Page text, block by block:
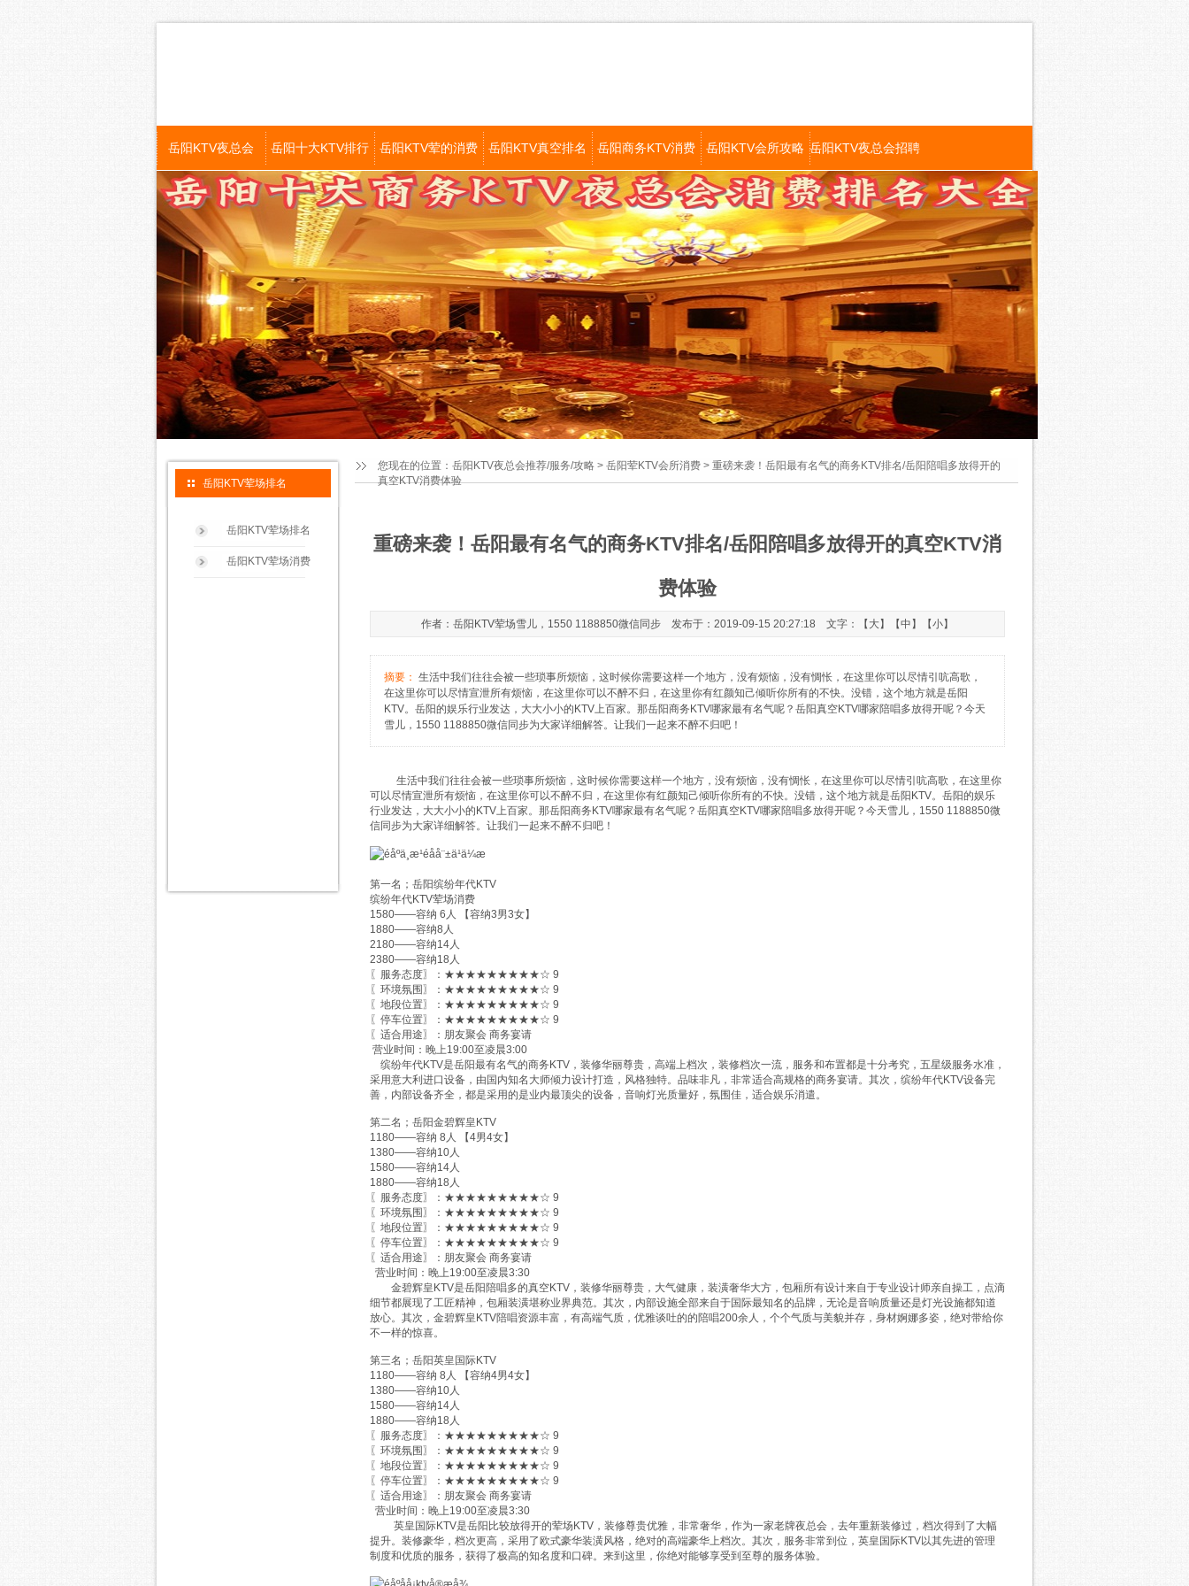
岳阳KTV夜总会 岳阳十大KTV排行 岳阳KTV荤的消费 岳阳KTV真空排名 岳阳商务KTV消费 岳阳KTV会所攻略 岳阳KTV夜总会招聘
您现在的位置： 岳阳KTV夜总会推荐/服务/攻略 > 岳阳荤KTV会所消费 > 重磅来袭！岳阳最有名气的商务KTV排名/岳阳陪唱多放得开的
真空KTV消费体验
岳阳KTV荤场排名
岳阳KTV荤场排名
岳阳KTV荤场消费
重磅来袭！岳阳最有名气的商务KTV排名/岳阳陪唱多放得开的真空KTV消
费体验
作者：岳阳KTV荤场雪儿，1550 1188850微信同步 发布于：2019-09-15 20:27:18 文字：【 大】【中 】【小】
摘要： 生活中我们往往会被一些琐事所烦恼，这时候你需要这样一个地方，没有烦恼，没有惆怅，在这里你可以尽情引吭高歌，
在这里你可以尽情宣泄所有烦恼，在这里你可以不醉不归，在这里你有红颜知己倾听你所有的不快。没错，这个地方就是岳阳
KTV。岳阳的娱乐行业发达，大大小小的KTV上百家。那岳阳商务KTV哪家最有名气呢？岳阳真空KTV哪家陪唱多放得开呢？今天
雪儿，1550 1188850微信同步为大家详细解答。让我们一起来不醉不归吧！
生活中我们往往会被一些琐事所烦恼，这时候你需要这样一个地方，没有烦恼，没有惆怅，在这里你可以尽情引吭高歌，在这里你
可以尽情宣泄所有烦恼，在这里你可以不醉不归，在这里你有红颜知己倾听你所有的不快。没错，这个地方就是岳阳KTV。岳阳的娱乐
行业发达，大大小小的KTV上百家。那岳阳商务KTV哪家最有名气呢？岳阳真空KTV哪家陪唱多放得开呢？今天雪儿，1550 1188850微
信同步为大家详细解答。让我们一起来不醉不归吧！
第一名；岳阳缤纷年代KTV
缤纷年代KTV荤场消费
1580——容纳 6人 【容纳3男3女】
1880——容纳8人
2180——容纳14人
2380——容纳18人
〖服务态度〗：★★★★★★★★★☆ 9
〖环境氛围〗：★★★★★★★★★☆ 9
〖地段位置〗：★★★★★★★★★☆ 9
〖停车位置〗：★★★★★★★★★☆ 9
〖适合用途〗：朋友聚会 商务宴请
营业时间：晚上19:00至凌晨3:00
缤纷年代KTV是岳阳最有名气的商务KTV，装修华丽尊贵，高端上档次，装修档次一流，服务和布置都是十分考究，五星级服务水准，
采用意大利进口设备，由国内知名大师倾力设计打造，风格独特。品味非凡，非常适合高规格的商务宴请。其次，缤纷年代KTV设备完
善，内部设备齐全，都是采用的是业内最顶尖的设备，音响灯光质量好，氛围佳，适合娱乐消遣。
第二名；岳阳金碧辉皇KTV
1180——容纳 8人 【4男4女】
1380——容纳10人
1580——容纳14人
1880——容纳18人
〖服务态度〗：★★★★★★★★★☆ 9
〖环境氛围〗：★★★★★★★★★☆ 9
〖地段位置〗：★★★★★★★★★☆ 9
〖停车位置〗：★★★★★★★★★☆ 9
〖适合用途〗：朋友聚会 商务宴请
营业时间：晚上19:00至凌晨3:30
金碧辉皇KTV是岳阳陪唱多的真空KTV，装修华丽尊贵，大气健康，装潢奢华大方，包厢所有设计来自于专业设计师亲自操工，点滴
细节都展现了工匠精神，包厢装潢堪称业界典范。其次，内部设施全部来自于国际最知名的品牌，无论是音响质量还是灯光设施都知道
放心。其次，金碧辉皇KTV陪唱资源丰富，有高端气质，优雅谈吐的的陪唱200余人，个个气质与美貌并存，身材婀娜多姿，绝对带给你
不一样的惊喜。
第三名；岳阳英皇国际KTV
1180——容纳 8人 【容纳4男4女】
1380——容纳10人
1580——容纳14人
1880——容纳18人
〖服务态度〗：★★★★★★★★★☆ 9
〖环境氛围〗：★★★★★★★★★☆ 9
〖地段位置〗：★★★★★★★★★☆ 9
〖停车位置〗：★★★★★★★★★☆ 9
〖适合用途〗：朋友聚会 商务宴请
营业时间：晚上19:00至凌晨3:30
英皇国际KTV是岳阳比较放得开的荤场KTV，装修尊贵优雅，非常奢华，作为一家老牌夜总会，去年重新装修过，档次得到了大幅
提升。装修豪华，档次更高，采用了欧式豪华装潢风格，绝对的高端豪华上档次。其次，服务非常到位，英皇国际KTV以其先进的管理
制度和优质的服务，获得了极高的知名度和口碑。来到这里，你绝对能够享受到至尊的服务体验。